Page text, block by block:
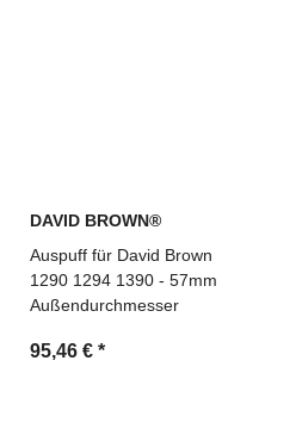
DAVID BROWN®
Auspuff für David Brown
1290 1294 1390 - 57mm
Außendurchmesser
95,46 € *